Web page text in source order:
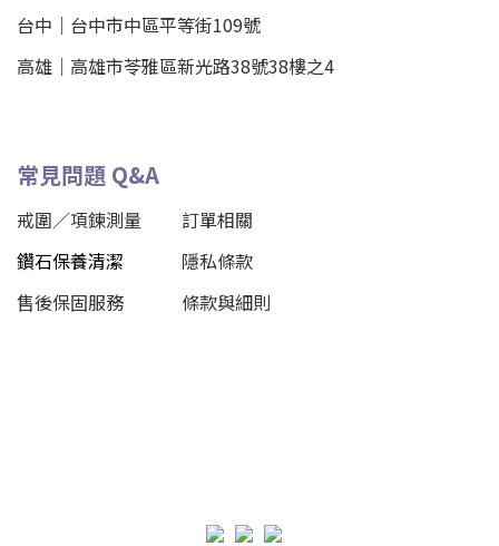
台中｜ 台中市中區平等街109號
高雄｜ 高雄市苓雅區新光路38號38樓之4
常見問題 Q&A
戒圍／項鍊測量
訂單相關
鑽石保養清潔
隱私條款
售後保固服務
條款與細則